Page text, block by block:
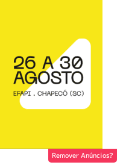
Remover Anúncios?